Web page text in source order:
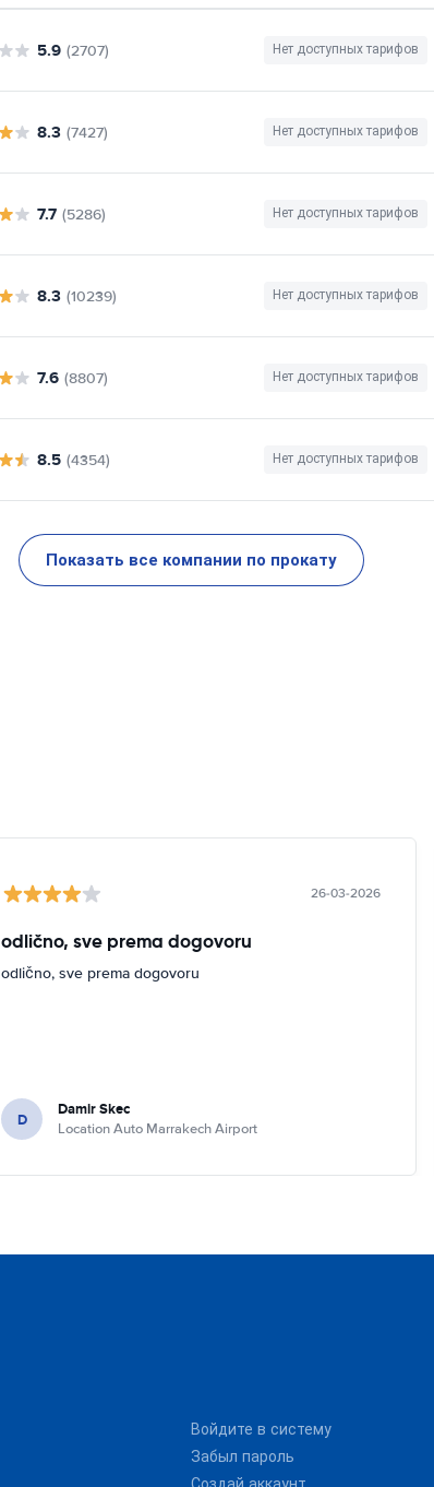
5.9 (2707) Нет доступных тарифов
8.3 (7427) Нет доступных тарифов
7.7 (5286) Нет доступных тарифов
8.3 (10239) Нет доступных тарифов
7.6 (8807) Нет доступных тарифов
8.5 (4354) Нет доступных тарифов
Показать все компании по прокату
26-03-2026
odlično, sve prema dogovoru
odlično, sve prema dogovoru
D Damir Skec
Location Auto Marrakech Airport
Войдите в систему
Забыл пароль